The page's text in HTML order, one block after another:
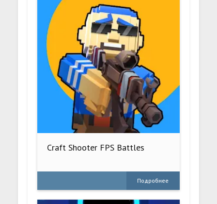
Craft Shooter FPS Battles
Подробнее